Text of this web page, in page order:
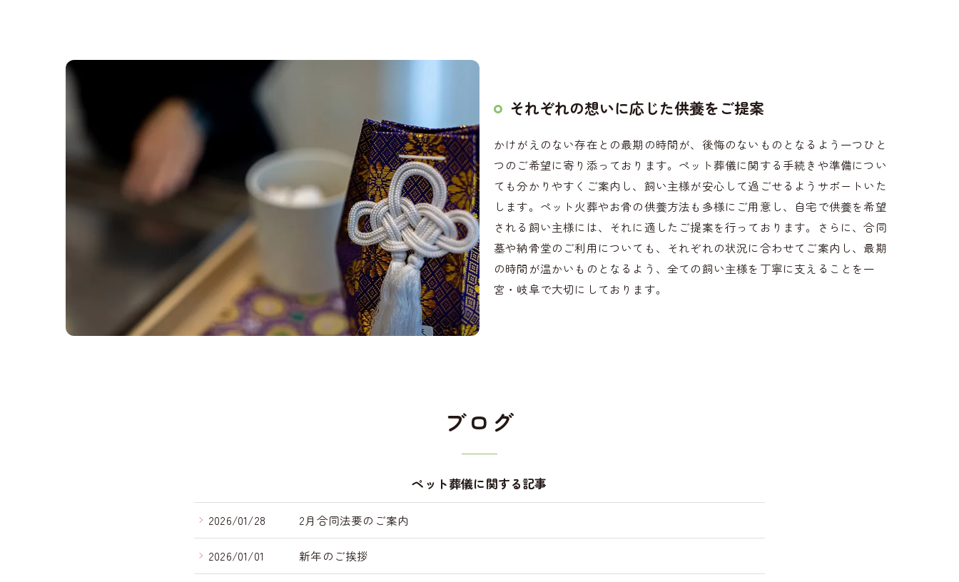
それぞれの想いに応じた供養をご提案
かけがえのない存在との最期の時間が、後悔のないものとなるよう一つひと
つのご希望に寄り添っております。ペット葬儀に関する手続きや準備につい
ても分かりやすくご案内し、飼い主様が安心して過ごせるようサポートいた
します。ペット火葬やお骨の供養方法も多様にご用意し、自宅で供養を希望
される飼い主様には、それに適したご提案を行っております。さらに、合同
墓や納骨堂のご利用についても、それぞれの状況に合わせてご案内し、最期
の時間が温かいものとなるよう、全ての飼い主様を丁寧に支えることを一
宮・岐阜で大切にしております。
ブログ
ペット葬儀に関する記事
2026/01/28 2月合同法要のご案内
2026/01/01 新年のご挨拶